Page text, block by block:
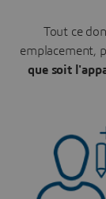
Tout ce
emplacement,
que soit